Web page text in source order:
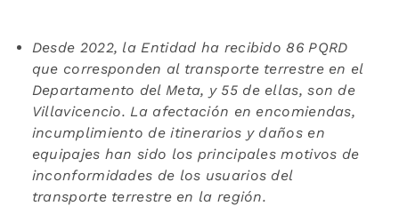
Desde 2022, la Entidad ha recibido 86 PQRD
que corresponden al transporte terrestre en el
Departamento del Meta, y 55 de ellas, son de
Villavicencio. La afectación en encomiendas,
incumplimiento de itinerarios y daños en
equipajes han sido los principales motivos de
inconformidades de los usuarios del
transporte terrestre en la región.